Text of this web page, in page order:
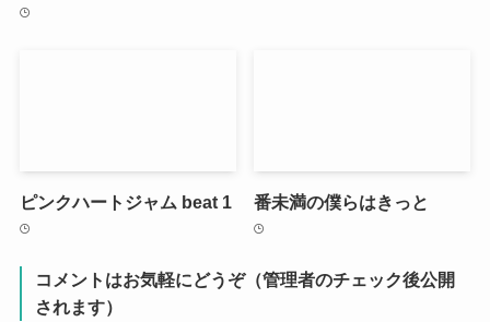
ピンクハートジャム beat 1 番未満の僕らはきっと
コメントはお気軽にどうぞ（管理者のチェック後公開
されます）